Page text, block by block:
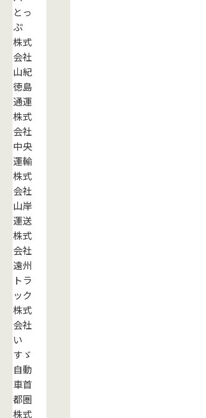
とっ
ぷ
株式
会社
山紀
徳島
通運
株式
会社
中央
運輸
株式
会社
山岸
運送
株式
会社
遠州
トラ
ック
株式
会社
い
すゞ
自動
車首
都圏
株式